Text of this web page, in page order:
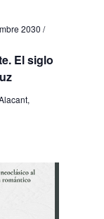
El siglo
2030 /